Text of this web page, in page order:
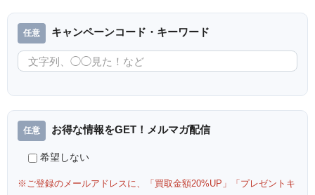
キャンペーンコード・キーワード
お得な情報をGET！メルマガ配信
希望しない
※ご登録のメールアドレスに、「買取金額20%UP」「プレゼントキ